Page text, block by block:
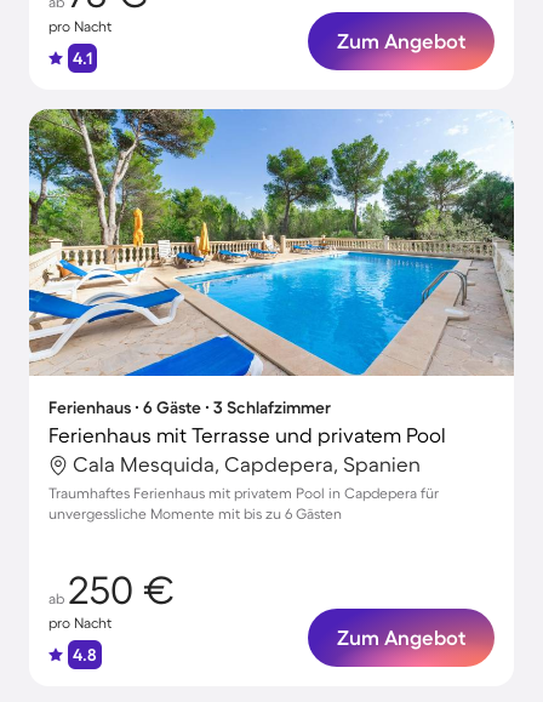
pro Nacht
4.1
Zum Angebot
Ferienhaus ∙ 6 Gäste ∙ 3 Schlafzimmer
Ferienhaus mit Terrasse und privatem Pool
Cala Mesquida, Capdepera, Spanien
Traumhaftes Ferienhaus mit privatem Pool in Capdepera für
unvergessliche Momente mit bis zu 6 Gästen
ab 250 €
pro Nacht
4.8
Zum Angebot